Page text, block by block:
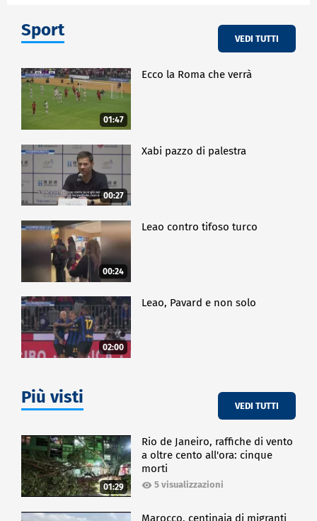
Sport VEDI TUTTI
01:47
Ecco la Roma che verrà
00:27
Xabi pazzo di palestra
00:24
Leao contro tifoso turco
02:00
Leao, Pavard e non solo
Più visti VEDI TUTTI
01:29
Rio de Janeiro, raffiche di vento
a oltre cento all'ora: cinque
morti
5 visualizzazioni
Marocco, centinaia di migranti